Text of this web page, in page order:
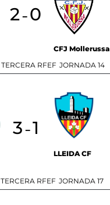
2-0
CFJ Mollerussa
TERCERA RFEF JORNADA 14
3-1
LLEIDA CF
TERCERA RFEF JORNADA 17